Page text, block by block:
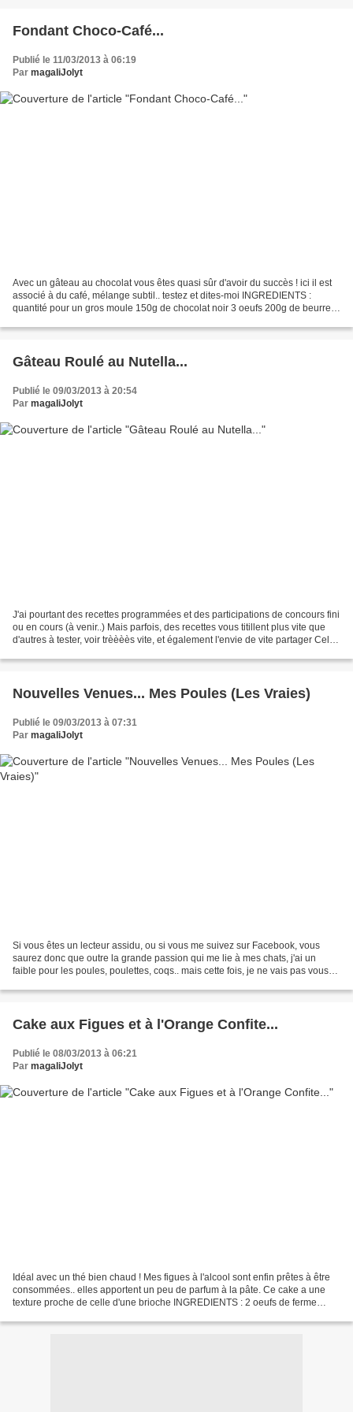
Fondant Choco-Café...
Publié le 11/03/2013 à 06:19
Par magaliJolyt
Avec un gâteau au chocolat vous êtes quasi sûr d'avoir du succès ! ici il est
associé à du café, mélange subtil.. testez et dites-moi INGREDIENTS :
quantité pour un gros moule 150g de chocolat noir 3 oeufs 200g de beurre
Gâteau Roulé au Nutella...
Publié le 09/03/2013 à 20:54
Par magaliJolyt
J'ai pourtant des recettes programmées et des participations de concours fini
ou en cours (à venir..) Mais parfois, des recettes vous titillent plus vite que
d'autres à tester, voir trèèèès vite, et également l'envie de vite partager Celle-
Nouvelles Venues... Mes Poules (Les Vraies)
Publié le 09/03/2013 à 07:31
Par magaliJolyt
Si vous êtes un lecteur assidu, ou si vous me suivez sur Facebook, vous
saurez donc que outre la grande passion qui me lie à mes chats, j'ai un
faible pour les poules, poulettes, coqs.. mais cette fois, je ne vais pas vous
Cake aux Figues et à l'Orange Confite...
Publié le 08/03/2013 à 06:21
Par magaliJolyt
Idéal avec un thé bien chaud ! Mes figues à l'alcool sont enfin prêtes à être
consommées.. elles apportent un peu de parfum à la pâte. Ce cake a une
texture proche de celle d'une brioche INGREDIENTS : 2 oeufs de ferme